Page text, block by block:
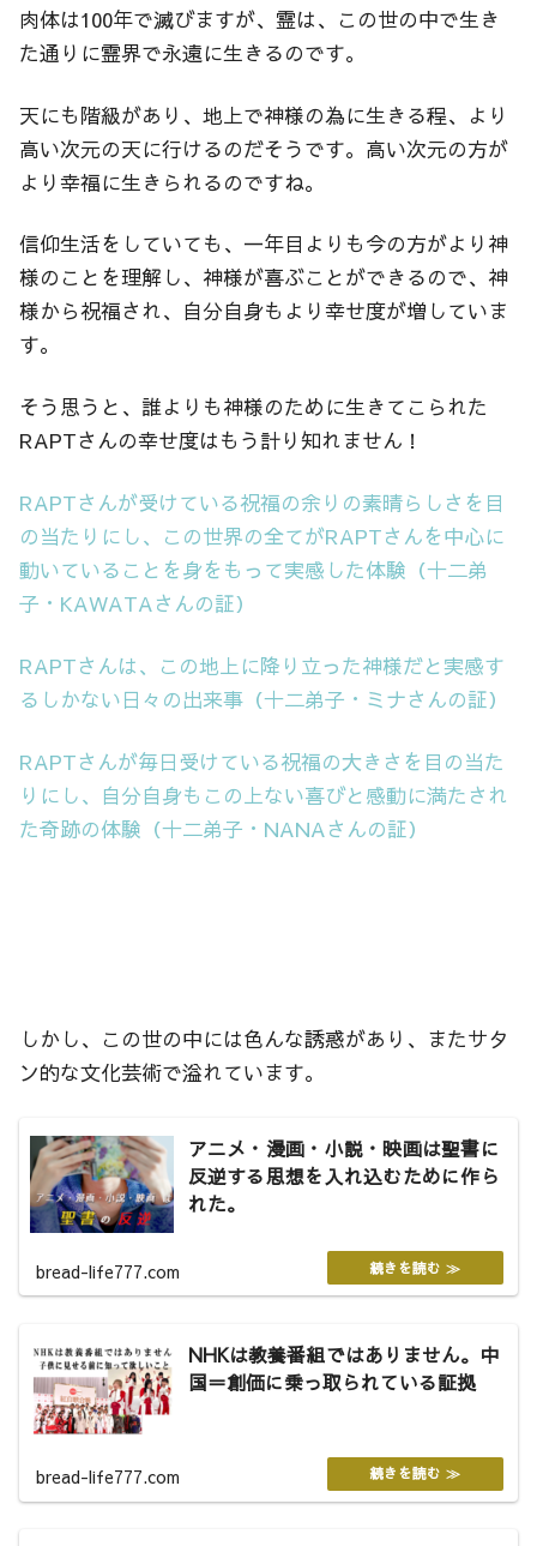
肉体は100年で滅びますが、霊は、この世の中で生き
た通りに霊界で永遠に生きるのです。
天にも階級があり、地上で神様の為に生きる程、より
高い次元の天に行けるのだそうです。高い次元の方が
より幸福に生きられるのですね。
信仰生活をしていても、一年目よりも今の方がより神
様のことを理解し、神様が喜ぶことができるので、神
様から祝福され、自分自身もより幸せ度が増していま
す。
そう思うと、誰よりも神様のために生きてこられた
RAPTさんの幸せ度はもう計り知れません！
RAPTさんが受けている祝福の余りの素晴らしさを目
の当たりにし、この世界の全てがRAPTさんを中心に
動いていることを身をもって実感した体験（十二弟
子・KAWATAさんの証）
RAPTさんは、この地上に降り立った神様だと実感す
るしかない日々の出来事（十二弟子・ミナさんの証）
RAPTさんが毎日受けている祝福の大きさを目の当た
りにし、自分自身もこの上ない喜びと感動に満たされ
た奇跡の体験（十二弟子・NANAさんの証）
しかし、この世の中には色んな誘惑があり、またサタ
ン的な文化芸術で溢れています。
アニメ・漫画・小説・映画は聖書に
反逆する思想を入れ込むために作ら
れた。
bread-life777.com
NHKは教養番組ではありません。中
国＝創価に乗っ取られている証拠
bread-life777.com